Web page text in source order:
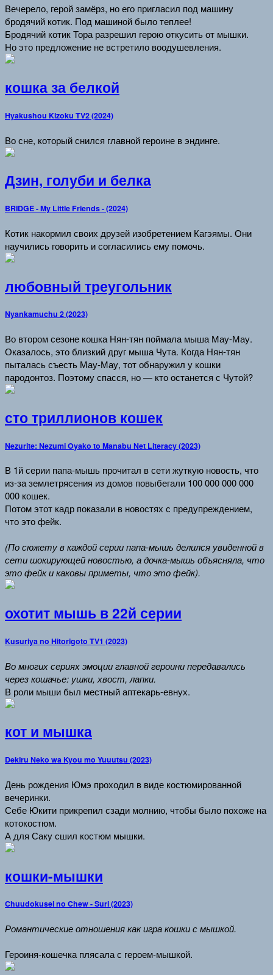
Вечерело, герой замёрз, но его пригласил под машину
бродячий котик. Под машиной было теплее!
Бродячий котик Тора разрешил герою откусить от мышки.
Но это предложение не встретило воодушевления.
кошка за белкой
Hyakushou Kizoku TV2 (2024)
Во сне, который снился главной героине в эндинге.
Дзин, голуби и белка
BRIDGE - My Little Friends - (2024)
Котик накормил своих друзей изобретением Кагэямы. Они
научились говорить и согласились ему помочь.
любовный треугольник
Nyankamuchu 2 (2023)
Во втором сезоне кошка Нян-тян поймала мыша Мау-Мау.
Оказалось, это близкий друг мыша Чута. Когда Нян-тян
пыталась съесть Мау-Мау, тот обнаружил у кошки
пародонтоз. Поэтому спасся, но — кто останется с Чутой?
сто триллионов кошек
Nezurite: Nezumi Oyako to Manabu Net Literacy (2023)
В 1й серии папа-мышь прочитал в сети жуткую новость, что
из-за землетрясения из домов повыбегали 100 000 000 000
000 кошек.
Потом этот кадр показали в новостях с предупреждением,
что это фейк.
(По сюжету в каждой серии папа-мышь делился увиденной в
сети шокирующей новостью, а дочка-мышь объясняла, что
это фейк и каковы приметы, что это фейк).
охотит мышь в 22й серии
Kusuriya no Hitorigoto TV1 (2023)
Во многих сериях эмоции главной героини передавались
через кошачье: ушки, хвост, лапки.
В роли мыши был местный аптекарь-евнух.
кот и мышка
Dekiru Neko wa Kyou mo Yuuutsu (2023)
День рождения Юмэ проходил в виде костюмированной
вечеринки.
Себе Юкити прикрепил сзади молнию, чтобы было похоже на
котокостюм.
А для Саку сшил костюм мышки.
кошки-мышки
Chuudokusei no Chew - Suri (2023)
Романтические отношения как игра кошки с мышкой.
Героиня-кошечка плясала с героем-мышкой.